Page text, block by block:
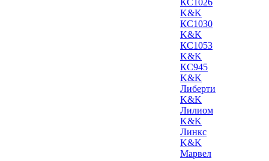
КС1026
K&K
КС1030
K&K
КС1053
K&K
КС945
K&K
Либерти
K&K
Лилиом
K&K
Линкс
K&K
Марвел